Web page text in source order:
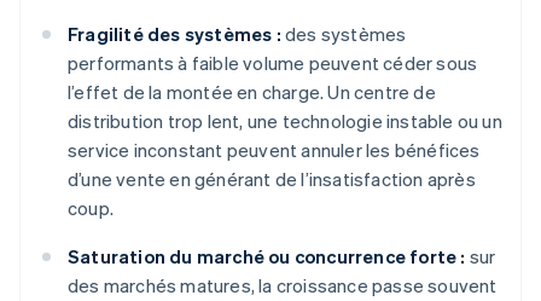
Fragilité des systèmes : des systèmes
performants à faible volume peuvent céder sous
l’effet de la montée en charge. Un centre de
distribution trop lent, une technologie instable ou un
service inconstant peuvent annuler les bénéfices
d’une vente en générant de l’insatisfaction après
coup.
Saturation du marché ou concurrence forte : sur
des marchés matures, la croissance passe souvent